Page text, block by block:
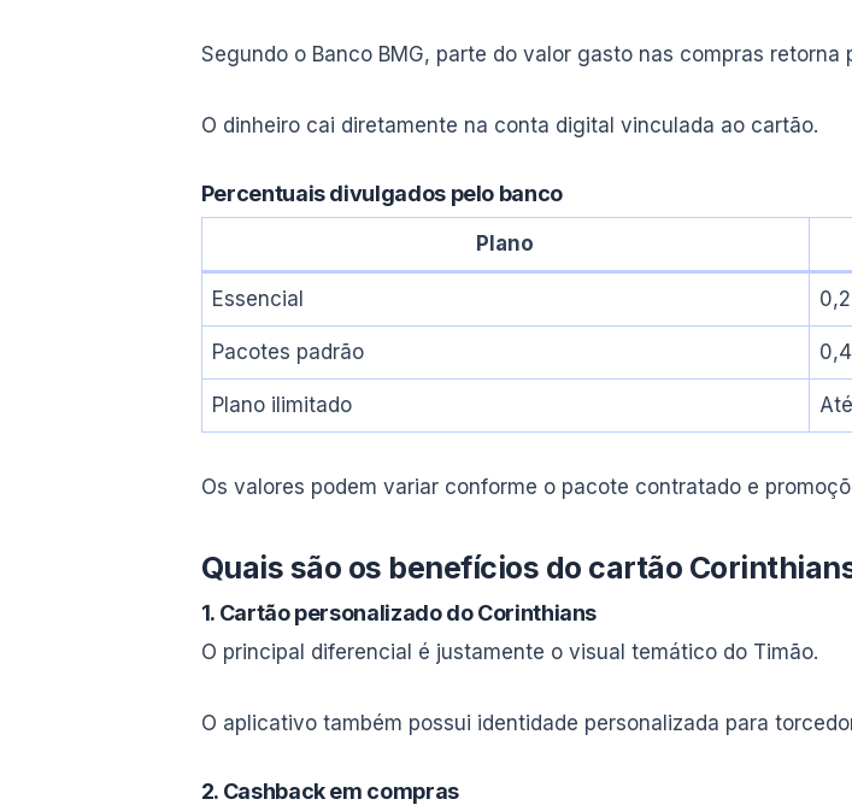
Segundo o Banco BMG, parte do valor gasto nas compras retorna
O dinheiro cai diretamente na conta digital vinculada ao cartão.
Percentuais divulgados pelo banco
Plano
Essencial
Pacotes padrão
Plano ilimitado
Os valores podem variar conforme o pacote contratado e
Quais são os benefícios do cartão
1. Cartão personalizado do Corinthians
O principal diferencial é justamente o visual temático do Timão.
O aplicativo também possui identidade personalizada para
2. Cashback em compras